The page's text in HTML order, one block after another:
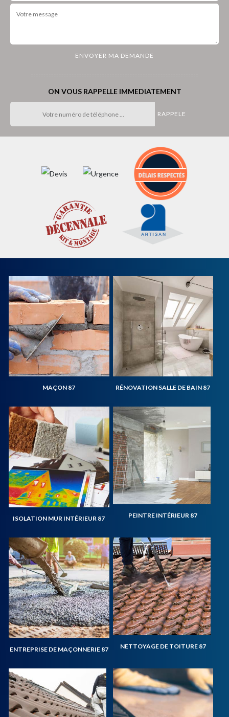
ON VOUS RAPPELLE IMMEDIATEMENT
MAÇON 87 RÉNOVATION SALLE DE BAIN 87
ISOLATION MUR INTÉRIEUR 87 PEINTRE INTÉRIEUR 87
ENTREPRISE DE MAÇONNERIE 87 NETTOYAGE DE TOITURE 87